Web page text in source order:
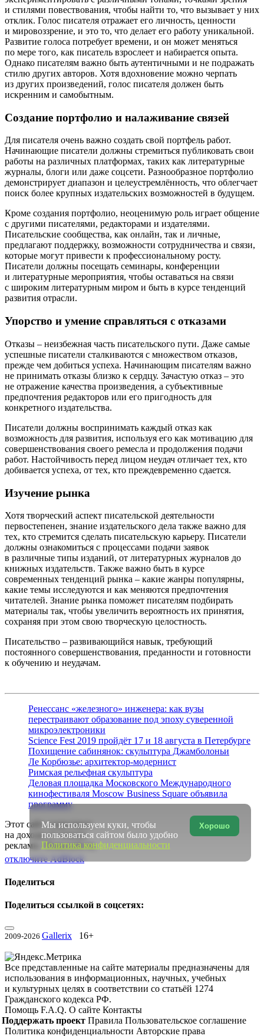
и стилями повествования, чтобы найти то, что вызывает у них
отклик. Голос писателя отражает его личность, ценности
и мировоззрение, и это то, что делает его работу уникальной.
Развитие голоса потребует времени, и он может меняться
по мере того, как писатель взрослеет и набирается опыта.
Однако писателям важно быть аутентичными и не подражать
стилю других авторов. Хотя вдохновение можно черпать
из других произведений, голос писателя должен быть
искренним и самобытным.
Создание портфолио и налаживание связей
Для писателя очень важно создать свой портфель работ.
Начинающие писатели должны стремиться публиковать свои
работы на различных платформах, таких как литературные
журналы, блоги или даже соцсети. Разнообразное портфолио
демонстрирует диапазон и целеустремлённость, что облегчает
поиск более крупных издательских возможностей в будущем.
Кроме создания портфолио, неоценимую роль играет общение
с другими писателями, редакторами и издателями.
Писательские сообщества, как онлайн, так и личные,
предлагают поддержку, возможности сотрудничества и связи,
которые могут привести к профессиональному росту.
Писатели должны посещать семинары, конференции
и литературные мероприятия, чтобы оставаться на связи
с широким литературным миром и быть в курсе тенденций
развития отрасли.
Упорство и умение справляться с отказами
Отказы – неизбежная часть писательского пути. Даже самые
успешные писатели сталкиваются с множеством отказов,
прежде чем добиться успеха. Начинающим писателям важно
не принимать отказы близко к сердцу. Зачастую отказ – это
не отражение качества произведения, а субъективные
предпочтения редакторов или его пригодность для
конкретного издательства.
Писатели должны воспринимать каждый отказ как
возможность для развития, используя его как мотивацию для
совершенствования своего ремесла и продолжения подачи
работ. Настойчивость перед лицом неудач отличает тех, кто
добивается успеха, от тех, кто преждевременно сдается.
Изучение рынка
Хотя творческий аспект писательской деятельности
первостепенен, знание издательского дела также важно для
тех, кто стремится сделать писательскую карьеру. Писатели
должны ознакомиться с процессами подачи заявок
в различные типы изданий, от литературных журналов до
книжных издательств. Также важно быть в курсе
современных тенденций рынка – какие жанры популярны,
какие темы исследуются и как меняются предпочтения
читателей. Знание рынка поможет писателям подбирать
материалы так, чтобы увеличить вероятность их принятия,
сохраняя при этом свою творческую целостность.
Писательство – развивающийся навык, требующий
постоянного совершенствования, преданности и готовности
к обучению и неудачам.
Ренессанс «железного» инженера: как вузы
перестраивают образование под эпоху суверенной
микроэлектроники
Science Fest 2019 пройдёт 17 и 18 августа в Петербурге
Похищение сабинянок: скульптура Джамболоньи
Ле Корбюзье: архитектор-модернист
Римская рельефная скульптура
Деловая площадка Московского Международного
кинофестиваля Moscow Business Square объявила
программу
Этот сайт существует
на доходы от показа
рекламы. Пожалуйста,
отключите AdBlock
Поделиться
Поделиться ссылкой в соцсетях:
2009-2026 Gallerix 16+
Все представленные на сайте материалы предназначены для
использования в информационных, научных, учебных
и культурных целях в соответствии со статьёй 1274
Гражданского кодекса РФ.
Помощь F.A.Q. О сайте Контакты
Поддержать проект Правила Пользовательское соглашение
Политика конфиденциальности Авторские права
Хорошо
Мы используем куки, чтобы
пользоваться сайтом было удобно
Политика конфиденциальности